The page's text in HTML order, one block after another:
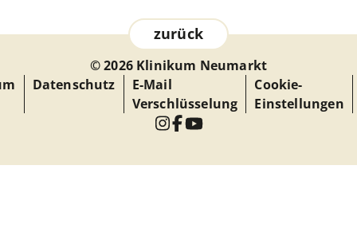
zurück
© 2026 Klinikum Neumarkt
Datenschutz
E-Mail
Verschlüsselung
Cookie-
Einstellungen